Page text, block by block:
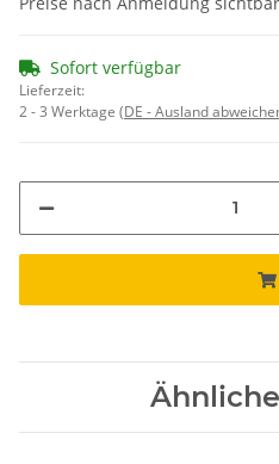
Sofort verfügbar
Lieferzeit:
2 - 3 Werktage (DE - Ausland